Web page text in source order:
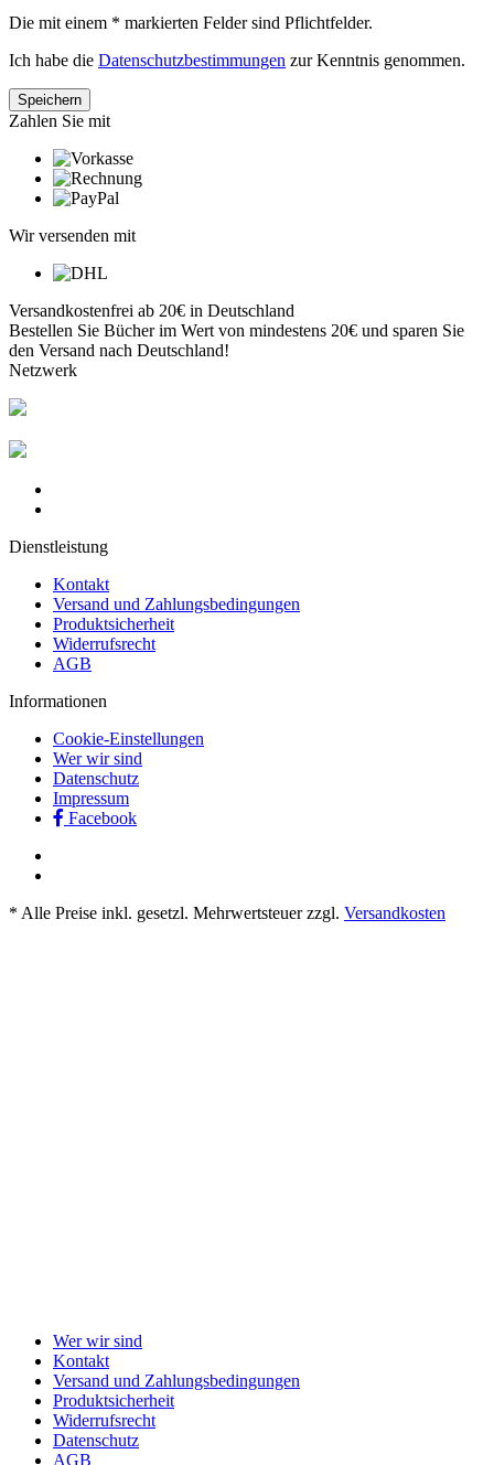
Die mit einem * markierten Felder sind Pflichtfelder.
Ich habe die Datenschutzbestimmungen zur Kenntnis genommen.
Zahlen Sie mit
Wir versenden mit
Versandkostenfrei ab 20€ in Deutschland
Bestellen Sie Bücher im Wert von mindestens 20€ und sparen Sie
den Versand nach Deutschland!
Netzwerk
Dienstleistung
Kontakt
Versand und Zahlungsbedingungen
Produktsicherheit
Widerrufsrecht
AGB
Informationen
Cookie-Einstellungen
Wer wir sind
Datenschutz
Impressum
Facebook
* Alle Preise inkl. gesetzl. Mehrwertsteuer zzgl. Versandkosten
Wer wir sind
Kontakt
Versand und Zahlungsbedingungen
Produktsicherheit
Widerrufsrecht
Datenschutz
AGB